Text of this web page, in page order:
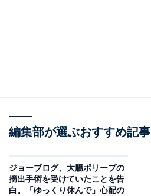
編集部が選ぶおすすめ記事
ジョーブログ、大腸ポリープの
摘出手術を受けていたことを告
白。「ゆっくり休んで」心配の